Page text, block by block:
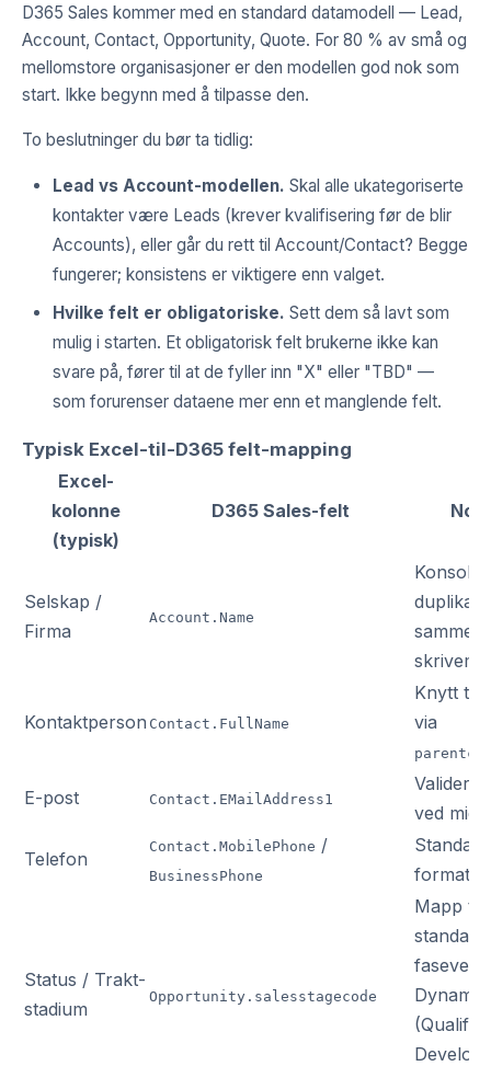
D365 Sales kommer med en standard datamodell — Lead,
Account, Contact, Opportunity, Quote. For 80 % av små og
mellomstore organisasjoner er den modellen god nok som
start. Ikke begynn med å tilpasse den.
To beslutninger du bør ta tidlig:
Lead vs Account-modellen. Skal alle ukategoriserte
kontakter være Leads (krever kvalifisering før de blir
Accounts), eller går du rett til Account/Contact? Begge
fungerer; konsistens er viktigere enn valget.
Hvilke felt er obligatoriske. Sett dem så lavt som
mulig i starten. Et obligatorisk felt brukerne ikke kan
svare på, fører til at de fyller inn "X" eller "TBD" —
som forurenser dataene mer enn et manglende felt.
Typisk Excel-til-D365 felt-mapping
Excel-
kolonne
(typisk)
D365 Sales-felt
Selskap /
Firma
Account.Name
sammen
Kontaktperson Contact.FullName
Knytt til
via
E-post Contact.EMailAddress1
Valider
ved
Telefon
Contact.MobilePhone /
BusinessPhone
format
Status / Trakt-
stadium
Opportunity.salesstagecode
Mapp til
standard
(Qualify,
Develop,